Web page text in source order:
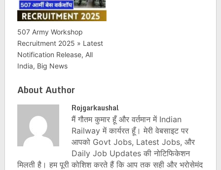
507 Army Workshop
Recruitment 2025 » Latest
Notification Release, All
India, Big News
About Author
Rojgarkaushal
मैं गौतम कुमार हूँ और वर्तमान में Indian
Railway में कार्यरत हूँ। मेरी वेबसाइट पर
आपको Govt Jobs, Latest Jobs, और
Daily Job Updates की नोटिफिकेशन
मिलती है। हम पूरी कोशिश करते हैं कि आप तक सही और भरोसेमंद